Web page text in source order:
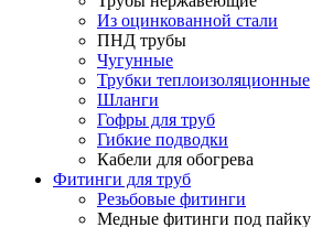
Из оцинкованной стали
ПНД трубы
Чугунные
Трубки теплоизоляционные
Шланги
Гофры для труб
Гибкие подводки
Кабели для обогрева
Фитинги для труб
Резьбовые фитинги
Медные фитинги под пайку